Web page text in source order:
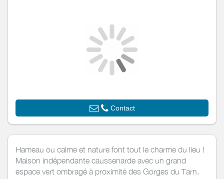
Contact
Hameau ou calme et nature font tout le charme du lieu !
Maison indépendante caussenarde avec un grand
espace vert ombragé à proximité des Gorges du Tarn.